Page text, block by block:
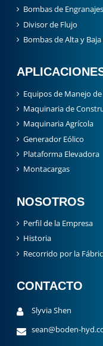
Bombas de
Divisor de Flujo
Bombas de Alta y
Equipos de Manejo
Maquinaria de
Maquinaria Agrícola
Generador Eólico
Plataforma Elevadora
Montacargas
NOSOTROS
Perfil de la Empresa
Historia
Recorrido por la
CONTACTO
Slyvia Shen
sean@boden-